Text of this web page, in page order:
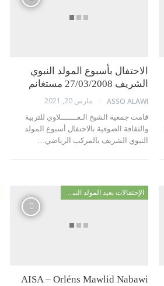
الاحتفال بأسبوع المولد النبوي
الشريف 27/03/2008 مستغانم
ASSO ALAWI مارس 20, 2021
قامت جمعية الشيخ الـعـــــــلاوي للتربية
والثقافة الصوفية بالاحتفال أسبوع المولد
النبوي الشريف بالمركب الرياضي…
AISA – Orléns Mawlid Nabawi